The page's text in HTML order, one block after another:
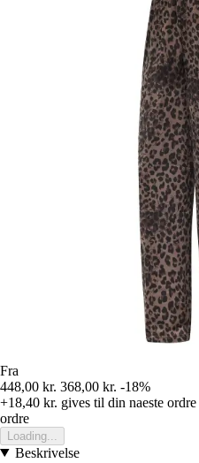
Fra
448,00 kr. 368,00 kr. -18%
+18,40 kr. gives til din naeste ordre
ordre
Loading...
Beskrivelse